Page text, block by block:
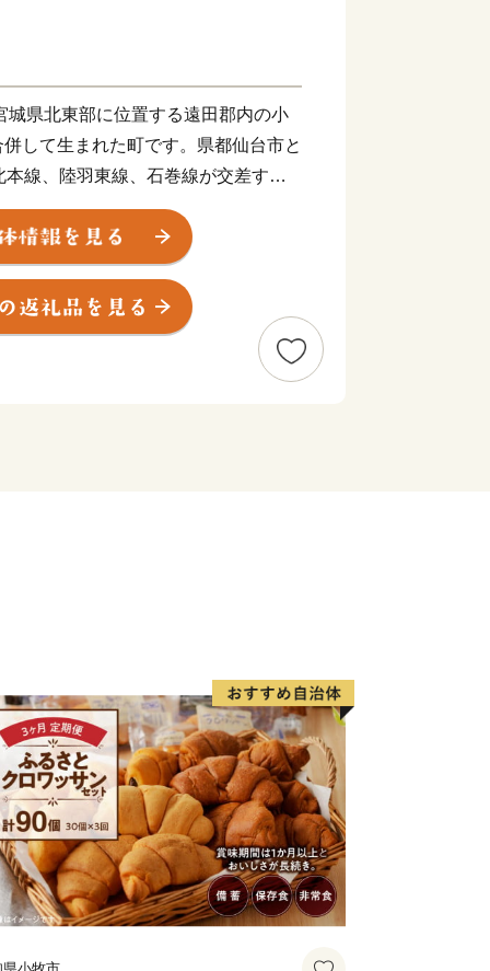
城県北東部に位置する遠田郡内の小
して生まれた町です。県都仙台市と
線、陸羽東線、石巻線が交差する
本の国道も走り、交通アクセスのよ
市の通勤圏として定住する皆さんも
降水量が少なく、降雪期間も比較的
い条件下にあります。
江合川が町内を貫流し、この水利に恵